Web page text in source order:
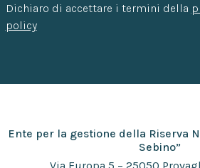
Dichiaro di accettare i termini della
policy
Ente per la gestione della Riserva
Sebino”